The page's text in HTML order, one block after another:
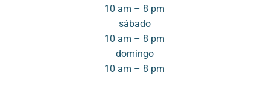
10 am – 8 pm
sábado
10 am – 8 pm
domingo
10 am – 8 pm